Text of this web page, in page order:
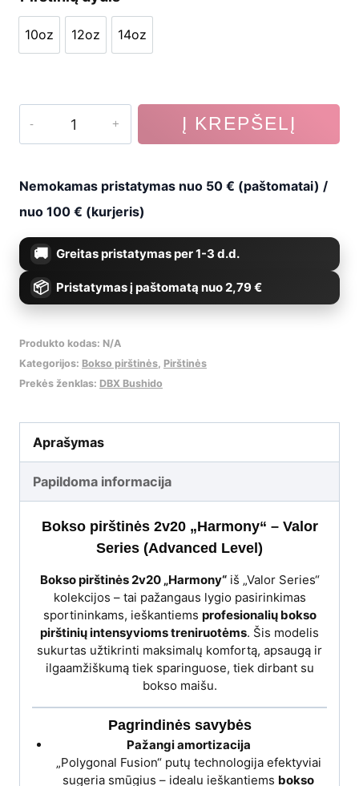
was:
€39,99.
is:
€29,99.
10oz
10oz
12oz
12oz
14oz
14oz
produkto
kiekis:
pirštinės
B-
2v20
Į KREPŠELĮ
Nemokamas pristatymas nuo 50 € (paštomatai) /
nuo 100 € (kurjeris)
Greitas pristatymas per 1-3 d.d.
Pristatymas į paštomatą nuo 2,79 €
Produkto kodas: N/A
Kategorijos: Bokso pirštinės, Pirštinės
Prekės ženklas: DBX Bushido
Aprašymas
Papildoma informacija
Bokso pirštinės 2v20 „Harmony“ – Valor
Series (Advanced Level)
Bokso pirštinės 2v20 „Harmony“iš „Valor Series“
kolekcijos – tai pažangaus lygio pasirinkimas
sportininkams, ieškantiems profesionalių bokso
pirštinių intensyvioms treniruotėms. Šis modelis
sukurtas užtikrinti maksimalų komfortą, apsaugą ir
ilgaamžiškumą tiek sparinguose, tiek dirbant su
bokso maišu.
Pagrindinės savybės
Pažangi amortizacija
„Polygonal Fusion“ putų technologija efektyviai
sugeria smūgius – idealu ieškantiems bokso